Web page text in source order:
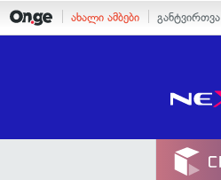
ახალი ამბები განტვირთვა